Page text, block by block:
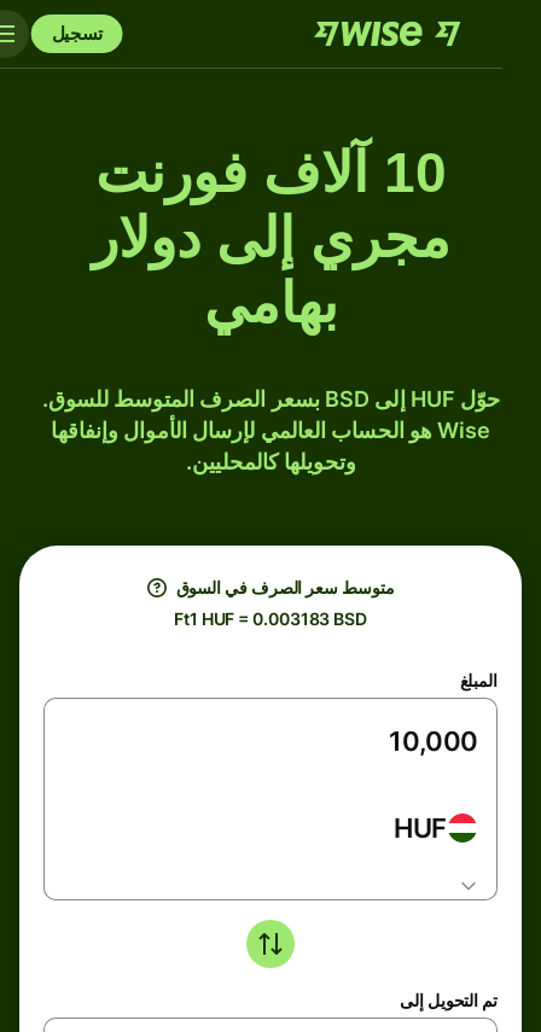
تسجيل
10 آلاف فورنت
مجري إلى دولار
بهامي
حوّل HUF إلى BSD بسعر الصرف المتوسط للسوق.
Wise هو الحساب العالمي لإرسال الأموال وإنفاقها
وتحويلها كالمحليين.
متوسط ​​سعر الصرف في السوق
Ft1 HUF = 0.003183 BSD
المبلغ
HUF
تم التحويل إلى